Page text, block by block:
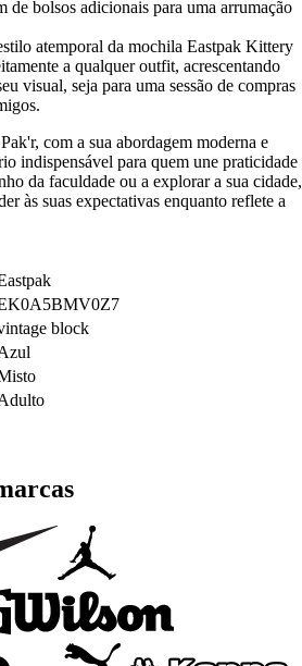
de bolsos adicionais para uma arrumação
atemporal da mochila Eastpak Kittery
a qualquer outfit, acrescentando
visual, seja para uma sessão de compras
com a sua abordagem moderna e
indispensável para quem une praticidade
da faculdade ou a explorar a sua cidade,
às suas expectativas enquanto reflete a
block